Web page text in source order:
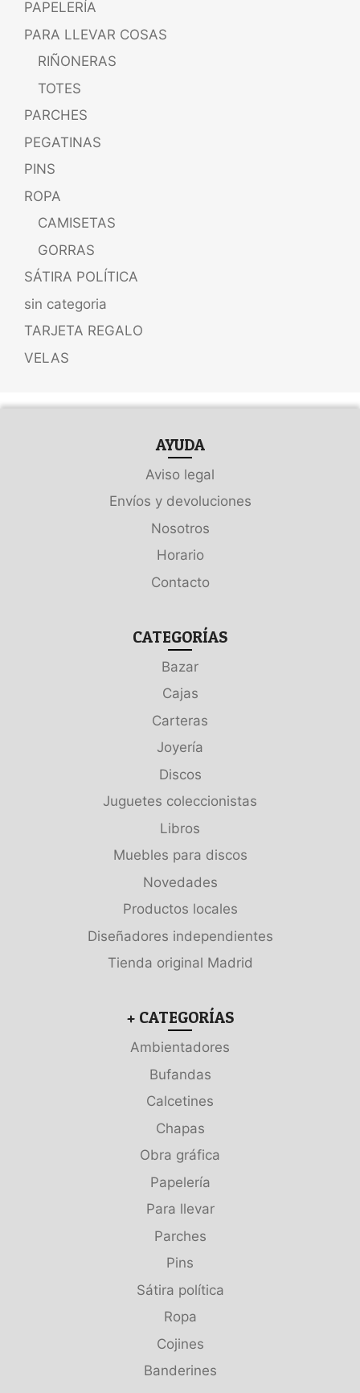
PAPELERÍA
PARA LLEVAR COSAS
RIÑONERAS
TOTES
PARCHES
PEGATINAS
PINS
ROPA
CAMISETAS
GORRAS
SÁTIRA POLÍTICA
sin categoria
TARJETA REGALO
VELAS
AYUDA
Aviso legal
Envíos y devoluciones
Nosotros
Horario
Contacto
CATEGORÍAS
Bazar
Cajas
Carteras
Joyería
Discos
Juguetes coleccionistas
Libros
Muebles para discos
Novedades
Productos locales
Diseñadores independientes
Tienda original Madrid
+ CATEGORÍAS
Ambientadores
Bufandas
Calcetines
Chapas
Obra gráfica
Papelería
Para llevar
Parches
Pins
Sátira política
Ropa
Cojines
Banderines